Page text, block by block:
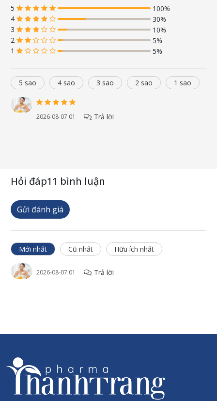
chứng đi tiểu đêm, tiểu buốt, tiểu rắt.
Lấy 4 muỗng cà phê trà vào ấm trà và thêm nước sôi. Đậy nắp và
để ngấm trong 10 - 15 phút và thưởng thức.
phẩm hàng đầu tại Đức và Châu Âu. Thành lập từ năm 1903
với hơn 118 năm đồng hành phát triển cùng sức khỏe con
người. Là một trong những thương hiệu lâu đời và có chất
lượng sản phẩm tốt bậc nhất Châu Âu. Được phân phối tại hơn
5
100%
4
30%
3
10%
2
5%
1
5%
5 sao 4 sao 3 sao 2 sao 1 sao
2026-08-07 01 Trả lời
Hỏi đáp11 bình luận
Gửi đánh giá
Mới nhất Cũ nhất Hữu ích nhất
2026-08-07 01 Trả lời